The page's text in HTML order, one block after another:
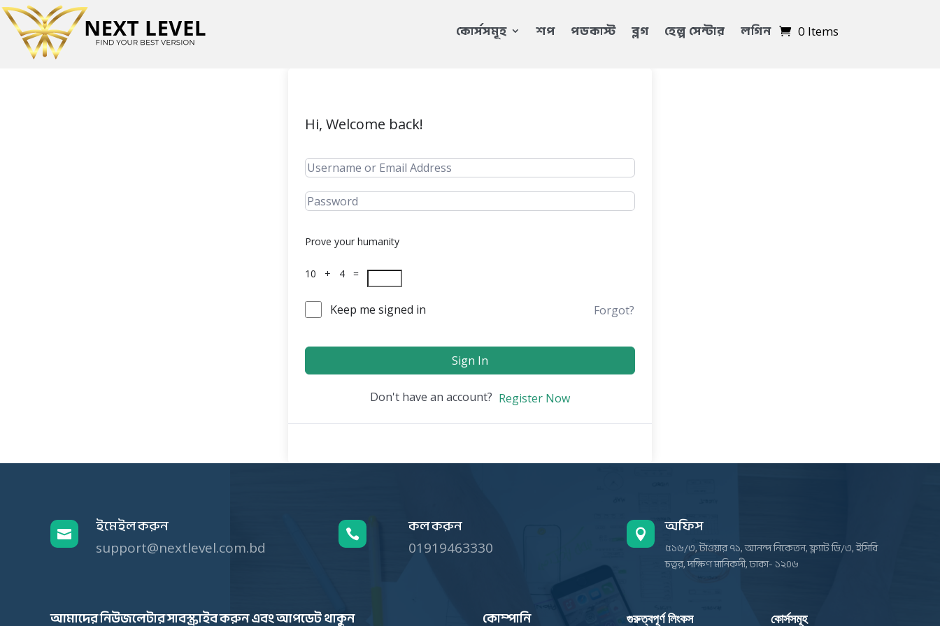
কোর্সসমূহ শপ পডকাস্ট ব্লগ হেল্প সেন্টার লগিন 0 Items
Hi, Welcome back!
Prove your humanity
10 + 4 =
Keep me signed in Forgot?
Sign In
Don't have an account? Register Now
 ইমেইল করুন
support@nextlevel.com.bd
 কল করুন
01919463330
 অফিস
৫১৬/৩, টাওয়ার ৭১, আনন্দ নিকেতন, ফ্ল্যাট ডি/৩, ইসিবি
চত্বর, দক্ষিণ মানিকদী, ঢাকা- ১২০৬
আমাদের নিউজলেটার সাবস্ক্রাইব করুন এবং আপডেট থাকুন কোম্পানি গুরুত্বপূর্ণ লিংকস কোর্সসমূহ